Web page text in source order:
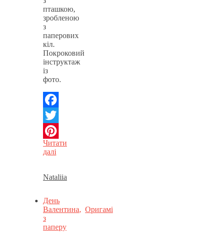
пташкою,
зробленою
з
паперових
кіл.
Покроковий
інструктаж
із
фото.
Facebook
Twitter
Pinterest
Читати
далі
Nataliia
День
Валентина, Оригамі
з
паперу